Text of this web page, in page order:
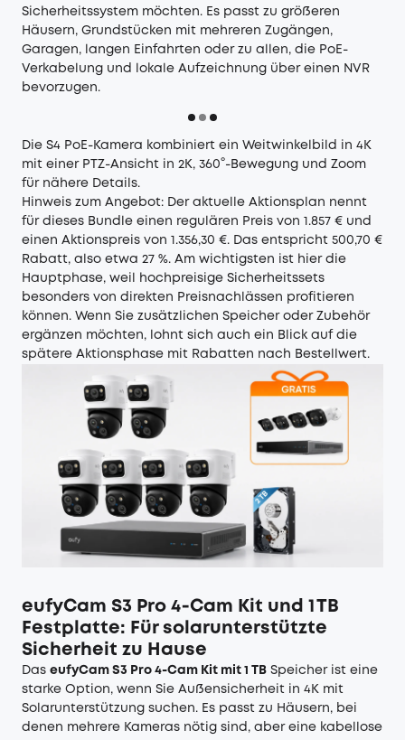
Sicherheitssystem möchten. Es passt zu größeren
Häusern, Grundstücken mit mehreren Zugängen,
Garagen, langen Einfahrten oder zu allen, die PoE-
Verkabelung und lokale Aufzeichnung über einen NVR
bevorzugen.
Die S4 PoE-Kamera kombiniert ein Weitwinkelbild in 4K
mit einer PTZ-Ansicht in 2K, 360°-Bewegung und Zoom
für nähere Details.
Hinweis zum Angebot: Der aktuelle Aktionsplan nennt
für dieses Bundle einen regulären Preis von 1.857 € und
einen Aktionspreis von 1.356,30 €. Das entspricht 500,70 €
Rabatt, also etwa 27 %. Am wichtigsten ist hier die
Hauptphase, weil hochpreisige Sicherheitssets
besonders von direkten Preisnachlässen profitieren
können. Wenn Sie zusätzlichen Speicher oder Zubehör
ergänzen möchten, lohnt sich auch ein Blick auf die
spätere Aktionsphase mit Rabatten nach Bestellwert.
eufyCam S3 Pro 4‑Cam Kit und 1 TB
Festplatte: Für solarunterstützte
Sicherheit zu Hause
Das eufyCam S3 Pro 4-Cam Kit mit 1 TB Speicher ist eine
starke Option, wenn Sie Außensicherheit in 4K mit
Solarunterstützung suchen. Es passt zu Häusern, bei
denen mehrere Kameras nötig sind, aber eine kabellose